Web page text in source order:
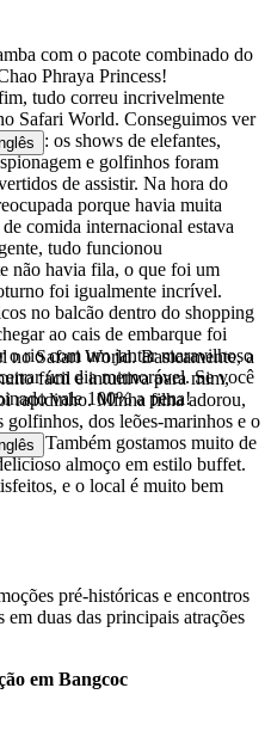
com o pacote combinado do
Phraya Princess!
tudo correu incrivelmente
Safari World. Conseguimos ver
os shows de elefantes,
e golfinhos foram
de assistir. Na hora do
porque havia muita
comida internacional estava
tudo funcionou
não havia fila, o que foi um
foi igualmente incrível.
no balcão dentro do shopping
ao cais de embarque foi
o rio com um jantar maravilhoso
um dia memorável. Se você
vale 100% a pena!
no Safari World. Basicamente, a
fácil e intuitiva para mim,
rapidinho. Minha filha adorou,
golfinhos, dos leões-marinhos e o
Também gostamos muito de
almoço em estilo buffet.
e o local é muito bem
pré-históricas e encontros
em duas das principais atrações
em Bangcoc